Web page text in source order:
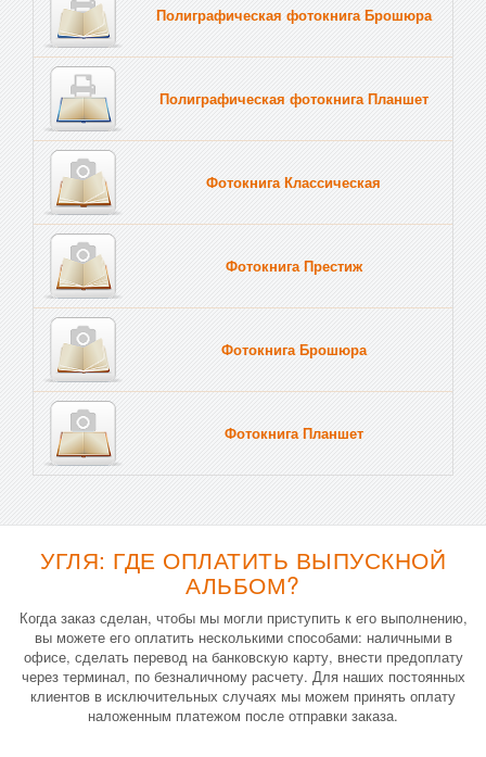
Полиграфическая фотокнига Брошюра
Полиграфическая фотокнига Планшет
Фотокнига Классическая
Фотокнига Престиж
Фотокнига Брошюра
Фотокнига Планшет
УГЛЯ: ГДЕ ОПЛАТИТЬ ВЫПУСКНОЙ
АЛЬБОМ?
Когда заказ сделан, чтобы мы могли приступить к его выполнению,
вы можете его оплатить несколькими способами: наличными в
офисе, сделать перевод на банковскую карту, внести предоплату
через терминал, по безналичному расчету. Для наших постоянных
клиентов в исключительных случаях мы можем принять оплату
наложенным платежом после отправки заказа.